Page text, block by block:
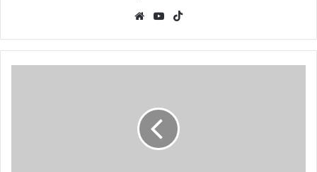
WebsiteYouTube